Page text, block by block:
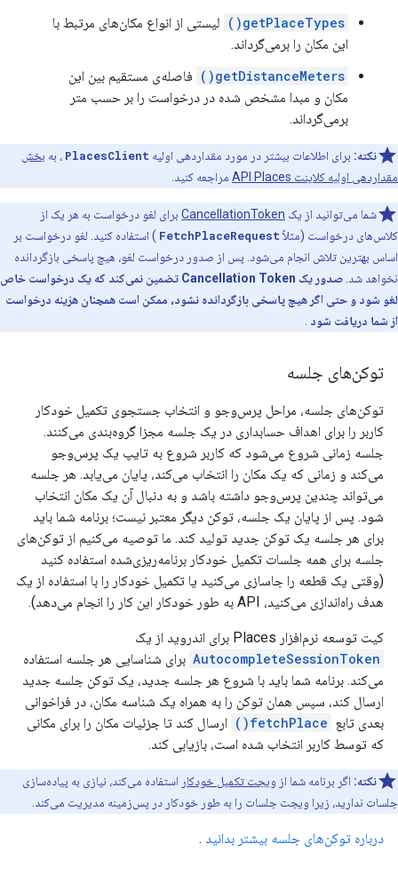
getPlaceTypes()
لیستی از انواع مکان‌های مرتبط با
این مکان را برمی‌گرداند.
getDistanceMeters()
فاصله‌ی مستقیم بین این
مکان و مبدا مشخص شده در درخواست را بر حسب متر
برمی‌گرداند.
نکته: برای اطلاعات بیشتر در مورد مقداردهی اولیه PlacesClient ، به بخش
مقداردهی اولیه کلاینت API Places
مراجعه کنید.
شما می‌توانید از یک CancellationToken برای لغو درخواست به هر یک از
کلاس‌های درخواست (مثلاً FetchPlaceRequest ) استفاده کنید. لغو درخواست بر
اساس بهترین تلاش انجام می‌شود. پس از صدور درخواست لغو، هیچ پاسخی بازگردانده
نخواهد شد.
صدور یک Cancellation Token تضمین نمی‌کند که یک درخواست خاص
لغو شود و حتی اگر هیچ پاسخی بازگردانده نشود، ممکن است همچنان هزینه درخواست
از شما دریافت شود
توکن‌های جلسه
توکن‌های جلسه، مراحل پرس‌وجو و انتخاب جستجوی تکمیل خودکار
کاربر را برای اهداف حسابداری در یک جلسه مجزا گروه‌بندی می‌کنند.
جلسه زمانی شروع می‌شود که کاربر شروع به تایپ یک پرس‌وجو
می‌کند و زمانی که یک مکان را انتخاب می‌کند، پایان می‌یابد. هر جلسه
می‌تواند چندین پرس‌وجو داشته باشد و به دنبال آن یک مکان انتخاب
شود. پس از پایان یک جلسه، توکن دیگر معتبر نیست؛ برنامه شما باید
برای هر جلسه یک توکن جدید تولید کند. ما توصیه می‌کنیم از توکن‌های
جلسه برای همه جلسات تکمیل خودکار برنامه‌ریزی‌شده استفاده کنید
(وقتی یک قطعه را جاسازی می‌کنید یا تکمیل خودکار را با استفاده از یک
هدف راه‌اندازی می‌کنید، API به طور خودکار این کار را انجام می‌دهد).
کیت توسعه نرم‌افزار Places برای اندروید از یک
AutocompleteSessionToken برای شناسایی هر جلسه استفاده
می‌کند. برنامه شما باید با شروع هر جلسه جدید، یک توکن جلسه جدید
ارسال کند، سپس همان توکن را به همراه یک شناسه مکان، در فراخوانی
بعدی تابع fetchPlace()
ارسال کند تا جزئیات مکان را برای مکانی
که توسط کاربر انتخاب شده است، بازیابی کند.
نکته: اگر برنامه شما از ویجت تکمیل خودکار استفاده می‌کند، نیازی به پیاده‌سازی
جلسات ندارید، زیرا ویجت جلسات را به طور خودکار در پس‌زمینه مدیریت می‌کند.
درباره توکن‌های جلسه بیشتر بدانید .